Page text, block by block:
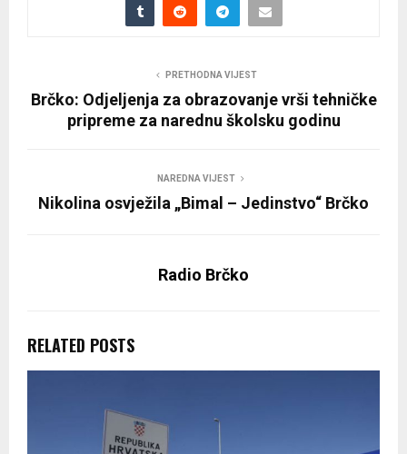
PRETHODNA VIJEST
Brčko: Odjeljenja za obrazovanje vrši tehničke
pripreme za narednu školsku godinu
NAREDNA VIJEST
Nikolina osvježila „Bimal – Jedinstvo“ Brčko
Radio Brčko
RELATED POSTS